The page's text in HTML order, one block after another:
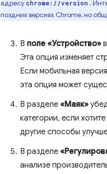
адресу chrome://version .
поздних версиях Chrome, но
В поле «Устройство»
Эта опция изменяет
Если мобильная
эта опция может
В разделе «Маяк»
категории, если
другие способы
В разделе
анализе